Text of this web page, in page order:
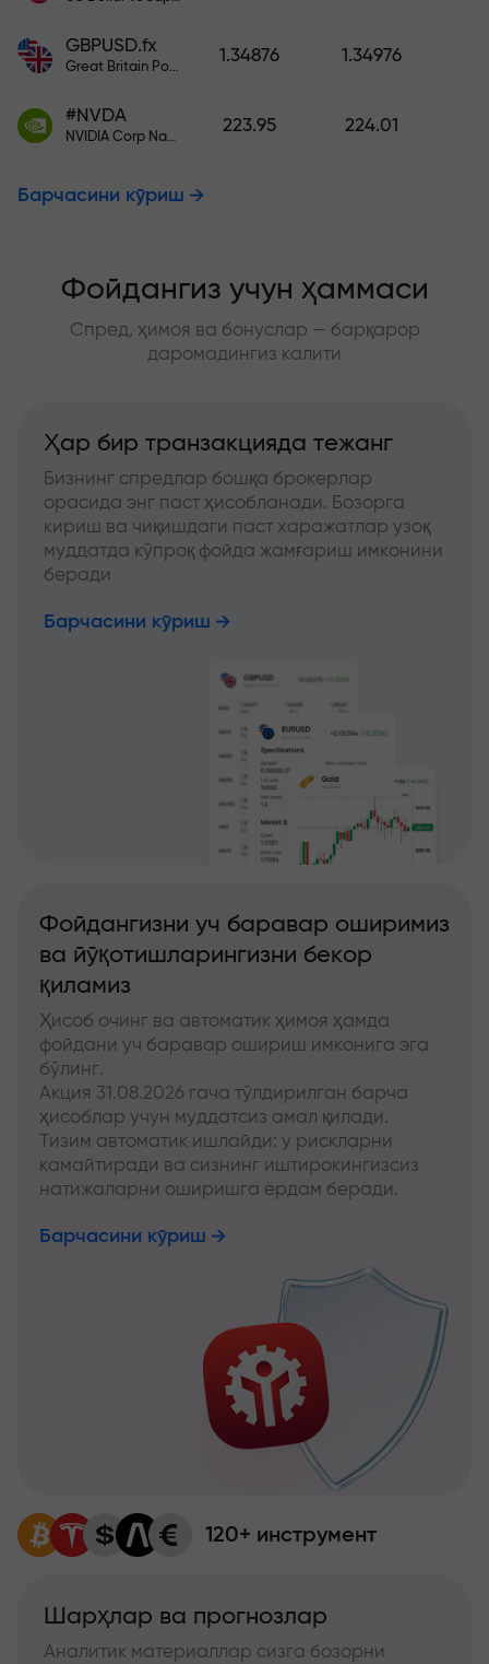
GBPUSD.fx
Great Britain Pound vs US Dollar
1.34876 1.34976
#NVDA
NVIDIA Corp Nasdaq Stock Exchange (Nasdaq) USD
223.95 224.01
Барчасини кўриш
Фойдангиз учун ҳаммаси
Спред, ҳимоя ва бонуслар — барқарор
даромадингиз калити
Ҳар бир транзакцияда тежанг
Бизнинг спредлар бошқа брокерлар
орасида энг паст ҳисобланади. Бозорга
кириш ва чиқишдаги паст харажатлар узоқ
муддатда кўпроқ фойда жамғариш имконини
беради
Барчасини кўриш
Фойдангизни уч баравар оширимиз
ва йўқотишларингизни бекор
қиламиз
Ҳисоб очинг ва автоматик ҳимоя ҳамда
фойдани уч баравар ошириш имконига эга
бўлинг.
Акция 31.08.2026 гача тўлдирилган барча
ҳисоблар учун муддатсиз амал қилади.
Тизим автоматик ишлайди: у рискларни
камайтиради ва сизнинг иштирокингизсиз
натижаларни оширишга ёрдам беради.
Барчасини кўриш
120+ инструмент
Шарҳлар ва прогнозлар
Аналитик материаллар сизга бозорни